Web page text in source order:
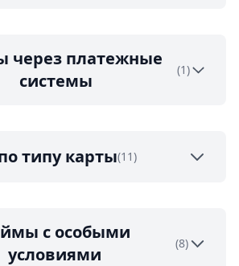
через платежные
системы
(1)
типу карты(11)
с особыми
условиями
(8)